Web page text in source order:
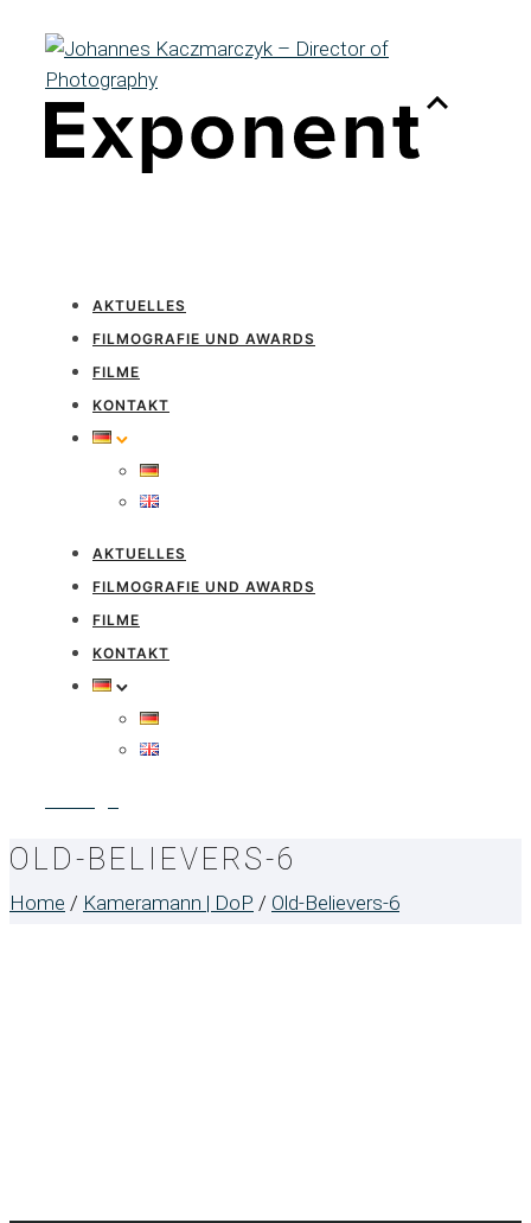
AKTUELLES
FILMOGRAFIE UND AWARDS
FILME
KONTAKT
AKTUELLES
FILMOGRAFIE UND AWARDS
FILME
KONTAKT
OLD-BELIEVERS-6
Home / Kameramann | DoP / Old-Believers-6